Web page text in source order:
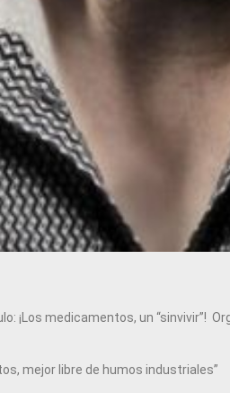
¡Los medicamentos, un “sinvivir”!
mejor libre de humos industriales”